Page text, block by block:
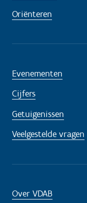
Oriënteren
Evenementen
Cijfers
Getuigenissen
Veelgestelde vragen
Over VDAB